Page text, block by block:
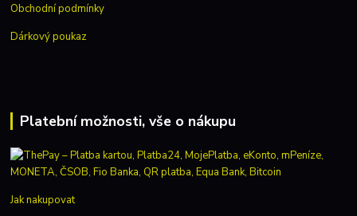
Obchodní podmínky
Dárkový poukaz
Platební možnosti, vše o nákupu
Jak nakupovat